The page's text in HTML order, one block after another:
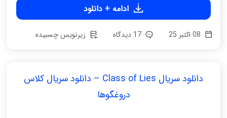
ادامه + دانلود
17 دیدگاه زیرنویس چسبیده
دانلود سریال Class of Lies – دانلود سریال کلاس
دروغگوها